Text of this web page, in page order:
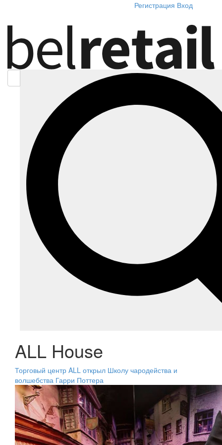
Регистрация Вход
ALL House
Торговый центр ALL открыл Школу чародейства и
волшебства Гарри Поттера